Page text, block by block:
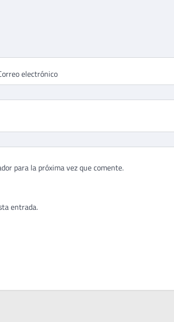
electrónico
para la próxima vez que comente.
entrada.